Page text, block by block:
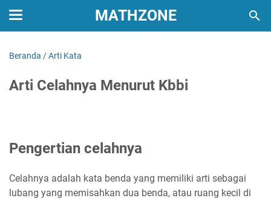
MATHZONE
Beranda /Arti Kata
Arti Celahnya Menurut Kbbi
Pengertian celahnya
Celahnya adalah kata benda yang memiliki arti sebagai
lubang yang memisahkan dua benda, atau ruang kecil di